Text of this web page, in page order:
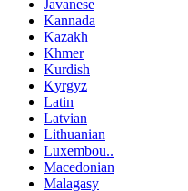
Javanese
Kannada
Kazakh
Khmer
Kurdish
Kyrgyz
Latin
Latvian
Lithuanian
Luxembou..
Macedonian
Malagasy